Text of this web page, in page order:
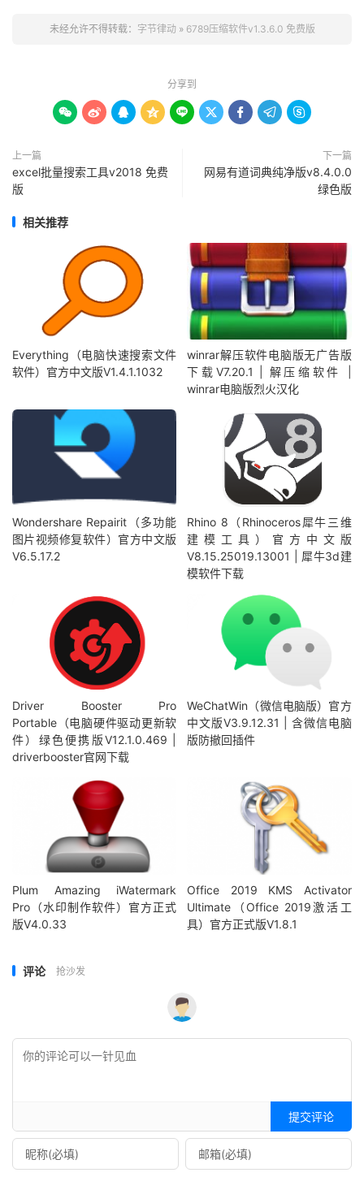
未经允许不得转载： 字节律动» 6789压缩软件v1.3.6.0 免费版
分享到
        
上一篇
excel批量搜索工具v2018 免费
版
下一篇
网易有道词典纯净版v8.4.0.0
绿色版
相关推荐
Everything（电脑快速搜索文件
软件）官方中文版V1.4.1.1032
winrar解压软件电脑版无广告版
下载V7.20.1 | 解压缩软件 |
winrar电脑版烈火汉化
Wondershare Repairit（多功能
图片视频修复软件）官方中文版
V6.5.17.2
Rhino 8（Rhinoceros犀牛三维
建模工具）官方中文版
V8.15.25019.13001 | 犀牛3d建
模软件下载
Driver Booster Pro
Portable（电脑硬件驱动更新软
件）绿色便携版V12.1.0.469 |
driverbooster官网下载
WeChatWin（微信电脑版）官方
中文版V3.9.12.31 | 含微信电脑
版防撤回插件
Plum Amazing iWatermark
Pro（水印制作软件）官方正式
版V4.0.33
Office 2019 KMS Activator
Ultimate（Office 2019激活工
具）官方正式版V1.8.1
评论 抢沙发
提交评论